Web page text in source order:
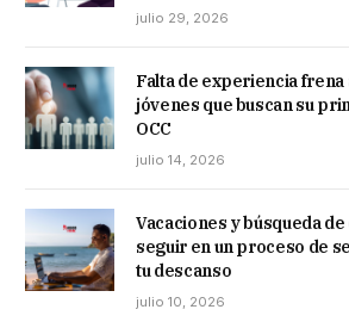
julio 29, 2026
Falta de experiencia frena
jóvenes que buscan su
OCC
julio 14, 2026
Vacaciones y búsqueda
seguir en un proceso de
tu descanso
julio 10, 2026